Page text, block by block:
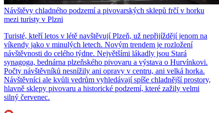
Návštěvy chladného podzemí a pivovarských sklepů frčí v horku
mezi turisty v Plzni
Turisté, kteří letos v létě navštěvují Plzeň, už nepřijíždějí jenom na
víkendy jako v minulých letech. Novým trendem je rozložení
návštěvnosti do celého týdne. Největšími lákadly jsou Stará
synagoga, bednárna plzeňského pivovaru a výstava o Hurvínkovi.
Počty návštěvníků nesnížily ani opravy v centru, ani velká horka.
Návštěvníci ale kvůli vedrům vyhledávají spíše chladnější prostory,
hlavně sklepy pivovaru a historické podzemí, které zažily velmi
silný červenec.